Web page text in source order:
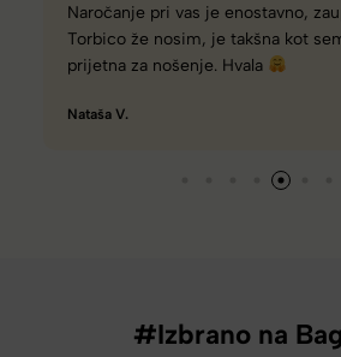
Naročanje pri vas je enostavno,
Torbico že nosim, je takšna kot sem
prijetna za nošenje. Hvala
Nataša V.
#Izbrano na